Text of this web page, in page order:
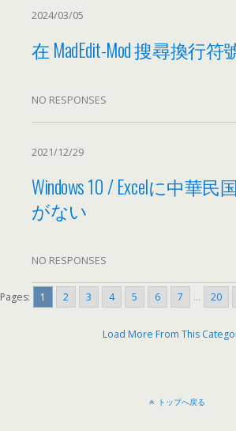
2024/03/05
在 MadEdit-Mod 搜尋換行符
NO RESPONSES
2021/12/29
Windows 10 / Excelに中華民
がない
NO RESPONSES
Pages: 1 2 3 4 5 6 7 ... 20
Load More From This
トップへ戻る